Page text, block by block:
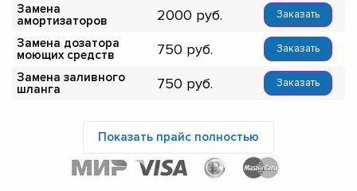
Замена
амортизаторов
2000 Заказать
Замена дозатора
моющих средств
750 Заказать
Замена заливного
шланга
750 Заказать
Показать прайс полностью